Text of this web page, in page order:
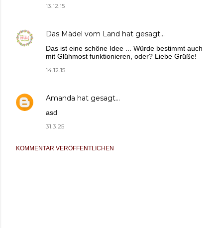
13.12.15
Das Mädel vom Land hat gesagt…
Das ist eine schöne Idee ... Würde bestimmt auch
mit Glühmost funktionieren, oder? Liebe Grüße!
14.12.15
Amanda hat gesagt…
asd
31.3.25
KOMMENTAR VERÖFFENTLICHEN